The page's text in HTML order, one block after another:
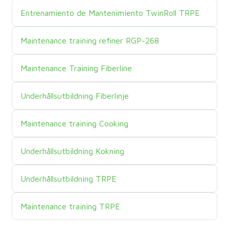
Nom du cours
Entrenamiento de Mantenimiento TwinRoll TRPE
Nom du cours
Maintenance training refiner RGP-268
Nom du cours
Maintenance Training Fiberline
Nom du cours
Underhållsutbildning Fiberlinje
Nom du cours
Maintenance training Cooking
Nom du cours
Underhållsutbildning Kokning
Nom du cours
Underhållsutbildning TRPE
Nom du cours
Maintenance training TRPE